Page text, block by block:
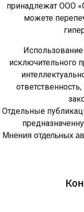
принадлежат ООО
можете
исключительного
Отдельные
Мнения отдельных